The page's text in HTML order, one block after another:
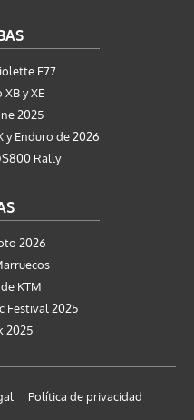
F77
XB y XE
2025
y Enduro de 2026
Rally
2026
KTM
Festival 2025
2025
Política de privacidad